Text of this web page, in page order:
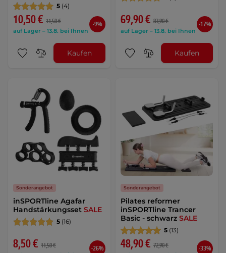
5 (4)
10,50 € 11,50 €
auf Lager – 13.8. bei Ihnen
-9%
Kaufen
69,90 € 83,90 €
auf Lager – 13.8. bei Ihnen
-17%
Kaufen
Sonderangebot
inSPORTline Agafar
Handstärkungsset SALE
5 (16)
8,50 € 11,50 € -26%
Sonderangebot
Pilates reformer
inSPORTline Trancer
Basic - schwarz SALE
5 (13)
48,90 € 72,90 € -33%